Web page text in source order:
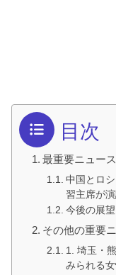
目次
最重要ニュー
中国とロ
習主席が
今後の展
その他の重要
1. 埼玉・
みられる